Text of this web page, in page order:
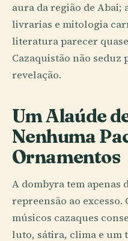
aura da região de Abai;
livrarias e mitologia
literatura parecer
Cazaquistão não
revelação.
Um Alaúde
Nenhuma
Ornamentos
A dombyra tem apenas
repreensão ao excesso.
músicos cazaques
luto, sátira, clima e um